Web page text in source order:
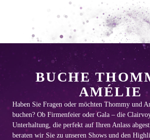
BUCHE
AMÉLIE
Haben Sie Fragen oder möchten Thommy und
buchen? Ob Firmenfeier oder Gala – die
Unterhaltung, die perfekt auf Ihren Anlass
beraten wir Sie zu unseren Shows und den